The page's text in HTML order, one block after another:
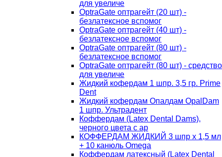
для увеличе
OptraGate оптрагейт (20 шт) -
безлатексное вспомог
OptraGate оптрагейт (40 шт) -
безлатексное вспомог
OptraGate оптрагейт (80 шт) -
безлатексное вспомог
OptraGate оптрагейт (80 шт) - средство
для увеличе
Жидкий кофердам 1 шпр. 3,5 гр. Prime
Dent
Жидкий кофердам Опалдам OpalDam
1 шпр. Ультрадент
Коффердам (Latex Dental Dams),
черного цвета с ар
КОФФЕРДАМ ЖИДКИЙ 3 шпр х 1,5 мл
+ 10 канюль Omega
Коффердам латексный (Latex Dental